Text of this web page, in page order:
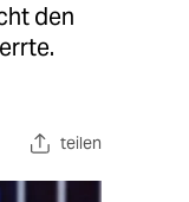
den
teilen